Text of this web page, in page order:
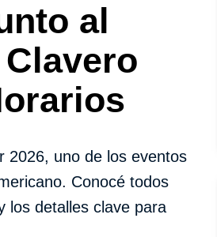
al
2026, uno de los eventos
Conocé todos
los detalles clave para